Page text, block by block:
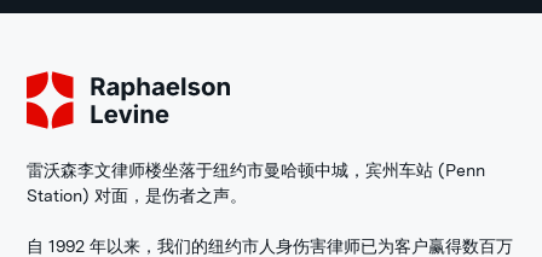
雷沃森李文律师楼坐落于纽约市曼哈顿中城，宾州车站 (Penn
Station) 对面，是伤者之声。
自 1992 年以来，我们的纽约市人身伤害律师已为客户赢得数百万